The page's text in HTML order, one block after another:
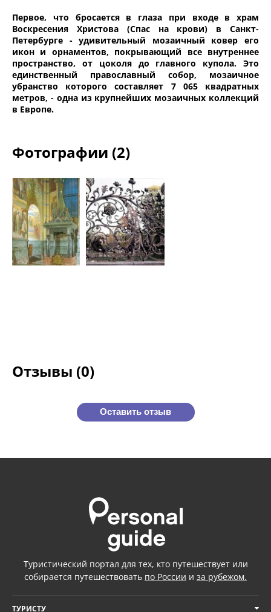
Первое, что бросается в глаза при входе в храм
Воскресения Христова (Спас на крови) в Санкт-
Петербурге - удивительный мозаичный ковер его
икон и орнаментов, покрывающий все внутреннее
пространство, от цоколя до главного купола. Это
единственный православный собор, мозаичное
убранство которого составляет 7 065 квадратных
метров, - одна из крупнейших мозаичных коллекций
в Европе.
Фотографии (2)
Отзывы (0)
Оставить отзыв
Туристический портал для тех, кто путешествует или
собирается путешествовать по России и за рубежом.
ТУРИСТУ